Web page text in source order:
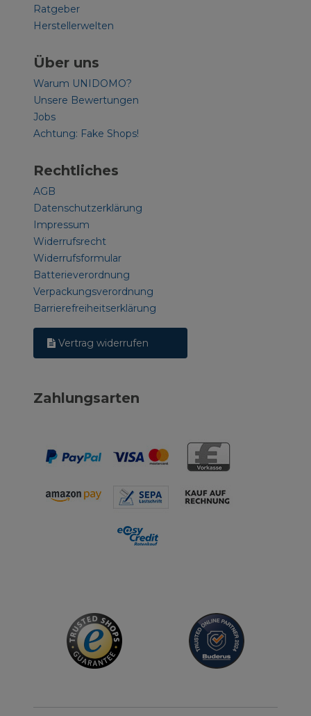
Ratgeber
Herstellerwelten
Über uns
Warum UNIDOMO?
Unsere Bewertungen
Jobs
Achtung: Fake Shops!
Rechtliches
AGB
Datenschutzerklärung
Impressum
Widerrufsrecht
Widerrufsformular
Batterieverordnung
Verpackungsverordnung
Barrierefreiheitserklärung
Vertrag widerrufen
Zahlungsarten